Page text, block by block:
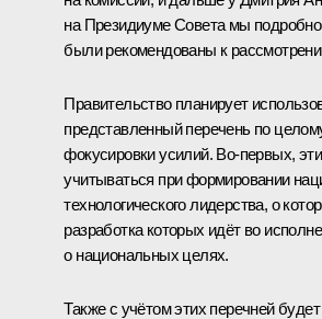
на Президиуме Совета мы
были рекомендованы к
Правительство планирует
представленный перечень по
фокусировки усилий. Во-первых,
учитываться при формировании
технологического лидерства, о
разработка которых идёт во
о национальных целях.
Также с учётом этих перечней